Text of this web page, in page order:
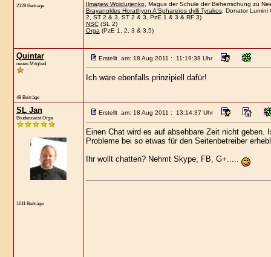
2128 Beiträge Ilmarjew Woldurjenko, Magus der Schule der Beherrschung zu
Brayanokles Horathyon A'Sphareïos dylli Tyrakos, Donator Lumini
2, ST 2 & 3, ST 2 & 3, PzE 1 & 3 & RF 3)
NSC(SL 2)
Orga (PzE 1, 2, 3 & 3.5)
Quintar
neues Mitglied
48 Beiträge
Erstellt am: 18 Aug 2011 : 11:19:38 Uhr
Ich wäre ebenfalls prinzipiell dafür!
SL Jan
Bruderzwist Orga
1611 Beiträge
Erstellt am: 18 Aug 2011 : 13:14:37 Uhr
Einen Chat wird es auf absehbare Zeit nicht
Probleme bei so etwas für den Seitenbetreiber
Ihr wollt chatten? Nehmt Skype, FB, G+.....